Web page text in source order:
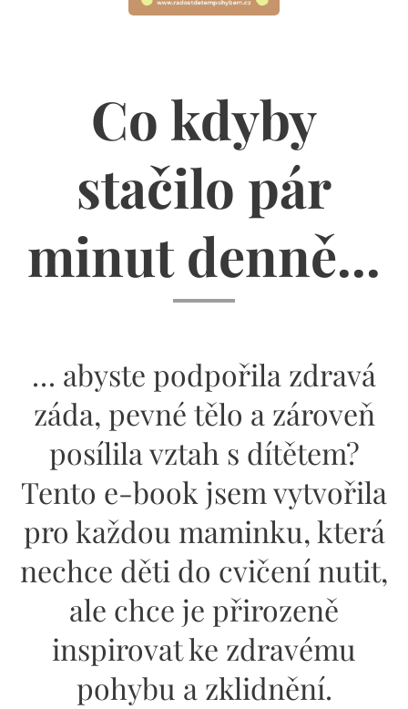
Co kdyby
stačilo pár
minut denně...
… abyste podpořila zdravá
záda, pevné tělo a zároveň
posílila vztah s dítětem?
Tento e-book jsem vytvořila
pro každou maminku, která
nechce děti do cvičení nutit,
ale chce je přirozeně
inspirovat ke zdravému
pohybu a zklidnění.